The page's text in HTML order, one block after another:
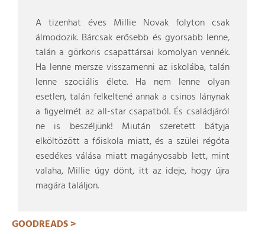
A tizenhat éves Millie Novak folyton csak
álmodozik. Bárcsak erősebb és gyorsabb lenne,
talán a görkoris csapattársai komolyan vennék.
Ha lenne mersze visszamenni az iskolába, talán
lenne szociális élete. Ha nem lenne olyan
esetlen, talán felkeltené annak a csinos lánynak
a figyelmét az all-star csapatból. És családjáról
ne is beszéljünk! Miután szeretett bátyja
elköltözött a főiskola miatt, és a szülei régóta
esedékes válása miatt magányosabb lett, mint
valaha, Millie úgy dönt, itt az ideje, hogy újra
magára találjon.
GOODREADS >